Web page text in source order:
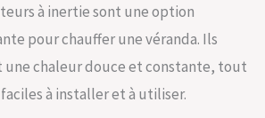
à inertie sont une option
pour chauffer une véranda. Ils
chaleur douce et constante, tout
à installer et à utiliser.